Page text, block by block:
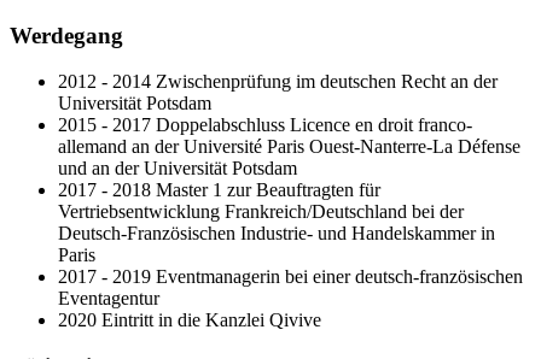
Werdegang
2012 - 2014 Zwischenprüfung im deutschen Recht an der
Universität Potsdam
2015 - 2017 Doppelabschluss Licence en droit franco-
allemand an der Université Paris Ouest-Nanterre-La Défense
und an der Universität Potsdam
2017 - 2018 Master 1 zur Beauftragten für
Vertriebsentwicklung Frankreich/Deutschland bei der
Deutsch-Französischen Industrie- und Handelskammer in
Paris
2017 - 2019 Eventmanagerin bei einer deutsch-französischen
Eventagentur
2020 Eintritt in die Kanzlei Qivive